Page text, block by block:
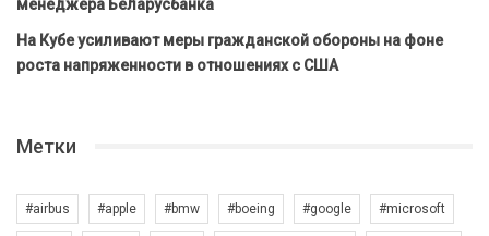
менеджера Беларусбанка
На Кубе усиливают меры гражданской обороны на фоне
роста напряженности в отношениях с США
Метки
#airbus #apple #bmw #boeing #google #microsoft